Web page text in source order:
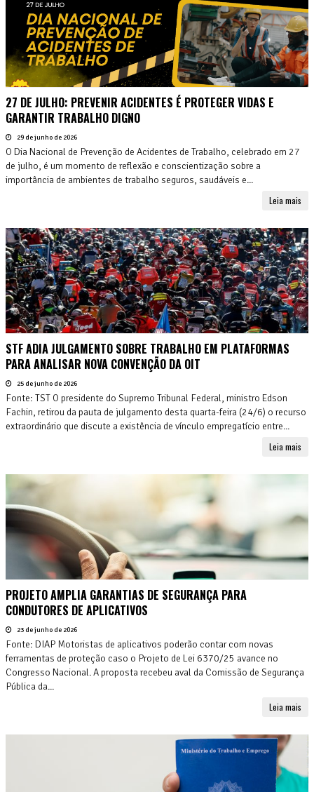
27 DE JULHO: PREVENIR ACIDENTES É PROTEGER VIDAS E
GARANTIR TRABALHO DIGNO
29 de junho de 2026
O Dia Nacional de Prevenção de Acidentes de Trabalho, celebrado em 27
de julho, é um momento de reflexão e conscientização sobre a
importância de ambientes de trabalho seguros, saudáveis e...
Leia mais
STF ADIA JULGAMENTO SOBRE TRABALHO EM PLATAFORMAS
PARA ANALISAR NOVA CONVENÇÃO DA OIT
25 de junho de 2026
Fonte: TST O presidente do Supremo Tribunal Federal, ministro Edson
Fachin, retirou da pauta de julgamento desta quarta-feira (24/6) o recurso
extraordinário que discute a existência de vínculo empregatício entre...
Leia mais
PROJETO AMPLIA GARANTIAS DE SEGURANÇA PARA
CONDUTORES DE APLICATIVOS
23 de junho de 2026
Fonte: DIAP Motoristas de aplicativos poderão contar com novas
ferramentas de proteção caso o Projeto de Lei 6370/25 avance no
Congresso Nacional. A proposta recebeu aval da Comissão de Segurança
Pública da...
Leia mais